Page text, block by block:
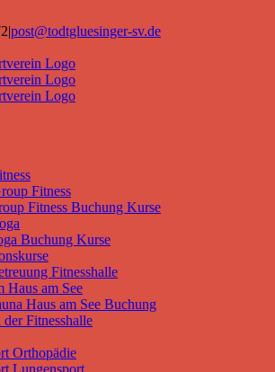
|post@todtgluesinger-sv.de
Fitness
Fitness Buchung Kurse
Buchung Kurse
Fitnesshalle
Haus am See
Haus am See Buchung
der Fitnesshalle
Orthopädie
Lungensport